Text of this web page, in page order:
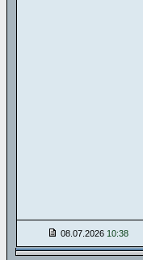
08.07.2026 10:38